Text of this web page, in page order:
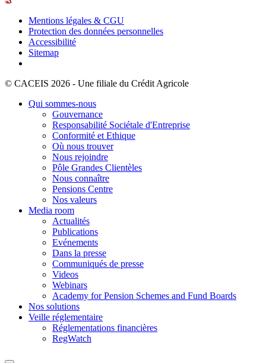
Mentions légales & CGU
Protection des données personnelles
Accessibilité
Sitemap
© CACEIS 2026 - Une filiale du Crédit Agricole
Qui sommes-nous
Gouvernance
Responsabilité Sociétale d'Entreprise
Conformité et Ethique
Où nous trouver
Nous rejoindre
Pôle Grandes Clientèles
Nous connaître
Pensions Centre
Nos valeurs
Media room
Actualités
Publications
Evénements
Dans la presse
Communiqués de presse
Videos
Webinars
Academy for Pension Schemes and Fund Boards
Nos solutions
Veille réglementaire
Réglementations financières
RegWatch